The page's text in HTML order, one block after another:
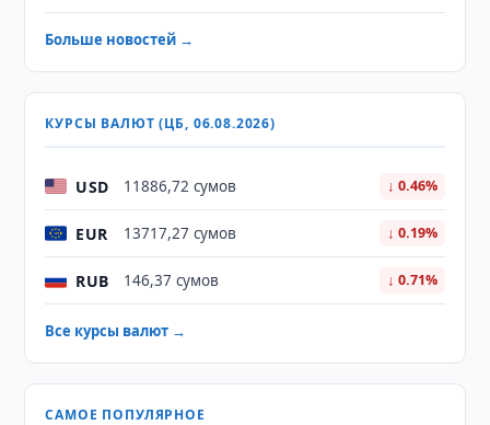
Больше новостей →
КУРСЫ ВАЛЮТ (ЦБ, 06.08.2026)
USD 11886,72 сумов ↓ 0.46%
EUR 13717,27 сумов ↓ 0.19%
RUB 146,37 сумов ↓ 0.71%
Все курсы валют →
САМОЕ ПОПУЛЯРНОЕ